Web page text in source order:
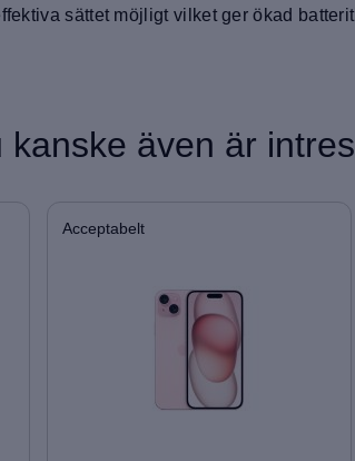
sättet möjligt vilket ger ökad
kanske även är
Acceptabelt